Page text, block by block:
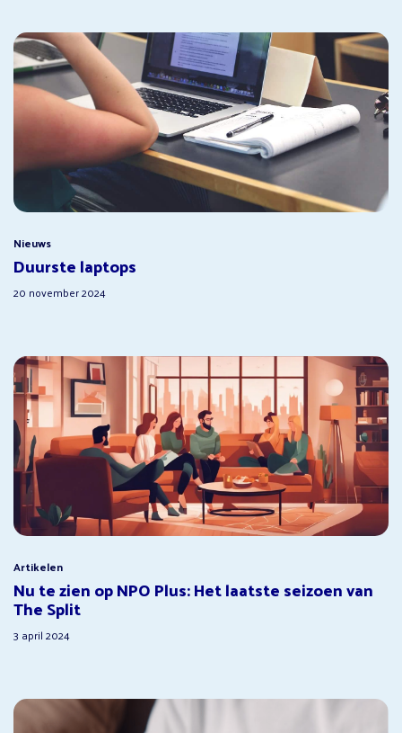
Nieuws
Duurste laptops
20 november 2024
Artikelen
Nu te zien op NPO Plus: Het laatste seizoen van
The Split
3 april 2024